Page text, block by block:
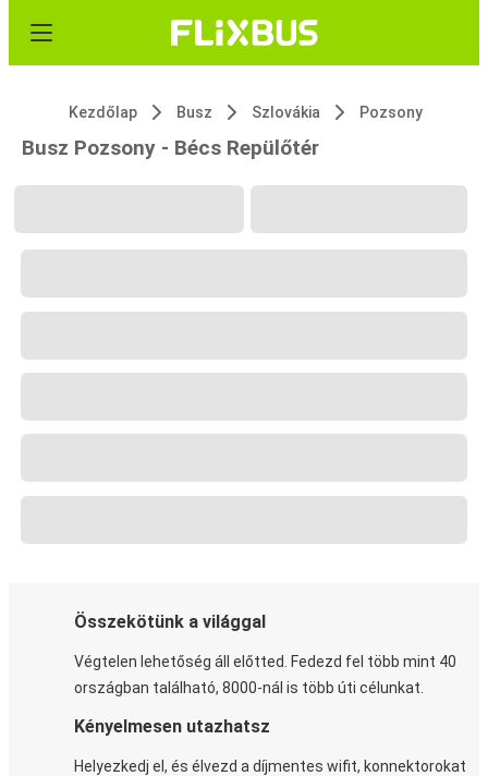
Kezdőlap Busz Szlovákia Pozsony
Busz Pozsony - Bécs Repülőtér
Összekötünk a világgal
Végtelen lehetőség áll előtted. Fedezd fel több mint 40
országban található, 8000-nál is több úti célunkat.
Kényelmesen utazhatsz
Helyezkedj el, és élvezd a díjmentes wifit, konnektorokat